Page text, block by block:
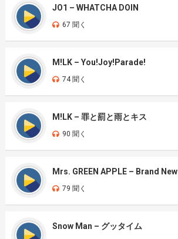
JO1 – WHATCHA DOIN
67 聞く
M!LK – You!Joy!Parade!
74 聞く
M!LK – 罪と罰と雨とキス
90 聞く
Mrs. GREEN APPLE – Brand New
79 聞く
Snow Man – グッタイム